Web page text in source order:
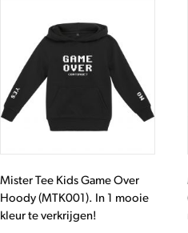
Mister Tee Kids Game Over
Hoody (MTK001). In 1 mooie
kleur te verkrijgen!
meerdere
variaties.
Deze
optie
op
de
productpagina